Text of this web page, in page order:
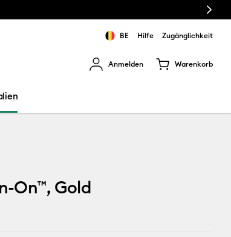
Next
BE Hilfe Zugänglichkeit
Anmelden Warenkorb
On™, Gold